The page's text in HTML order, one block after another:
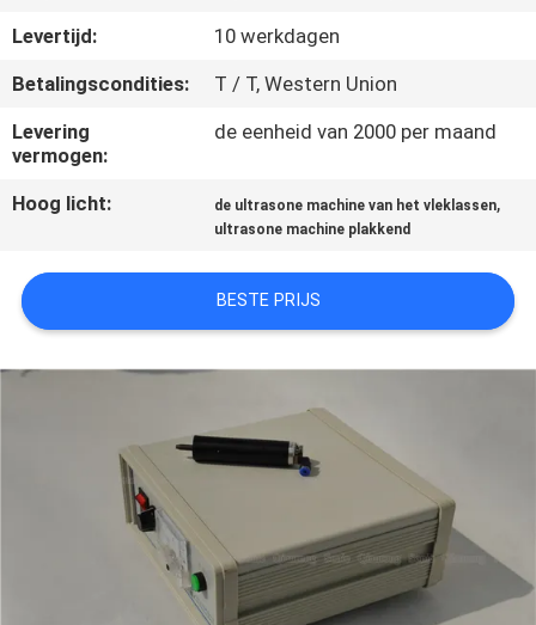
GEVALLEN
OFFERTE
SITEMAP
Levertijd:
10 werkdagen
Betalingscondities:
T / T, Western Union
Levering
vermogen:
de eenheid van 2000 per maand
Hoog licht: de ultrasone machine van het vleklassen,
ultrasone machine plakkend
BESTE PRIJS